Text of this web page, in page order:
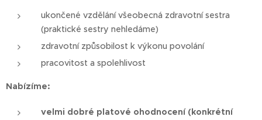
ukončené vzdělání všeobecná zdravotní sestra
(praktické sestry nehledáme)
zdravotní způsobilost k výkonu povolání
pracovitost a spolehlivost
Nabízíme:
velmi dobré platové ohodnocení (konkrétní